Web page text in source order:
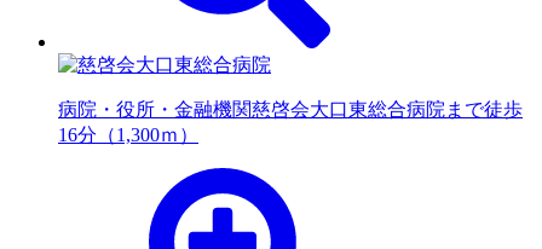
病院・役所・金融機関慈啓会大口東総合病院まで徒歩
16分（1,300ｍ）